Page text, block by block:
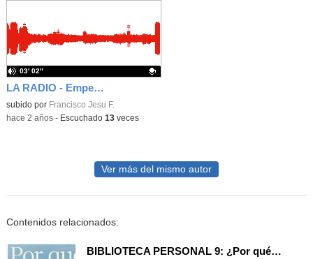
LA RADIO - Emperadores romanos - Calígula
Contenido educativo.
subido por Francisco Jesu F.
03′ 02″
-hace 2 años- Escuchado 13veces
Ver más del mismo autor
Contenidos relacionados:
BIBLIOTECA PERSONAL 9: ¿Por qué ser feliz cuando puedes ser normal?